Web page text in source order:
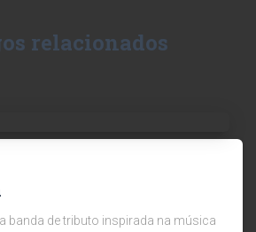
relacionados
banda de tributo inspirada na música